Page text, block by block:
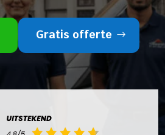
Gratis offerte